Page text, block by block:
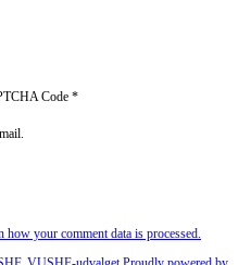
Code *
how your comment data is processed.